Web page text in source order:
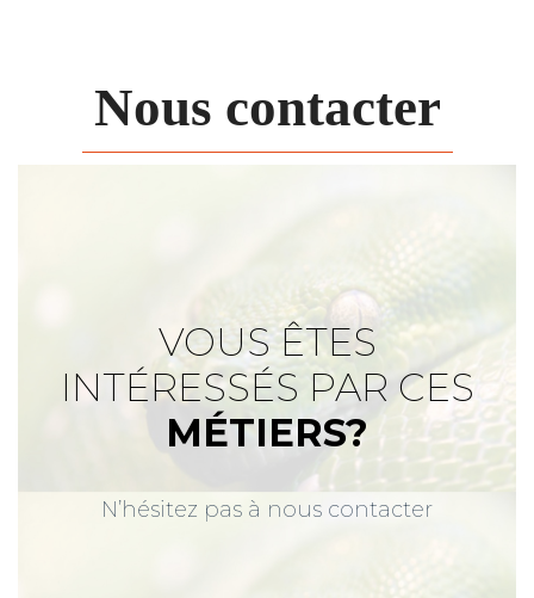
Nous contacter
VOUS ÊTES
INTÉRESSÉS PAR CES
MÉTIERS?
N’hésitez pas à nous contacter